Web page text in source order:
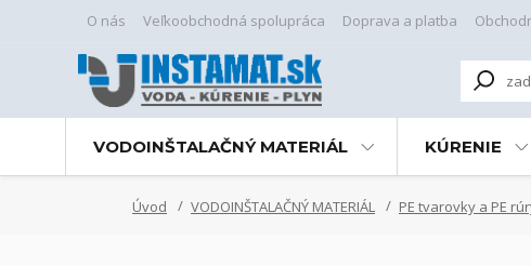
O nás Veľkoobchodná spolupráca Doprava a platba
VODOINŠTALAČNÝ MATERIÁL KÚRENIE
Úvod VODOINŠTALAČNÝ MATERIÁL PE tvarovky a PE